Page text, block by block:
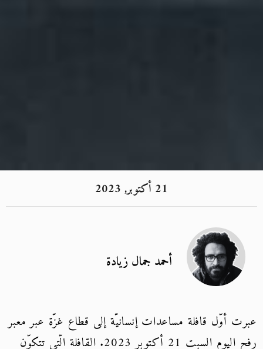
21 أكتوبر, 2023
أحمد جمال زيادة
عبرت أوّل قافلة مساعدات إنسانيّة إلى قطاع غزّة عبر معبر
رفح اليوم السبت 21 أكتوبر 2023. القافلة الّتي تتكوّن